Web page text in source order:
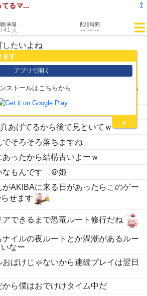
るマ... ↥
ます
アプリで開く
ストールはこちらから
×
/来場
/41 人
配信時間
--:--:--
ｗ
に川を漕いで進む昔のゲームよｗ
したいよね
っていうゲーム
Gorgon/System 22.5 - A..
ス２が恐竜ルートなんだけど大変だっ
あげてるから後で見といてｗ
でそろそろ落ちますね
ったから結構古いよーｗ
なもんです ＠姫
がAKIBAに来る日があったらこのゲー
せます
できるまで恐竜ルート修行だね
ナイルの夜ルートとか渦潮があるルー
なー
おばけじゃないから連続プレイは翌日
から僕はおでけけタイム中だ